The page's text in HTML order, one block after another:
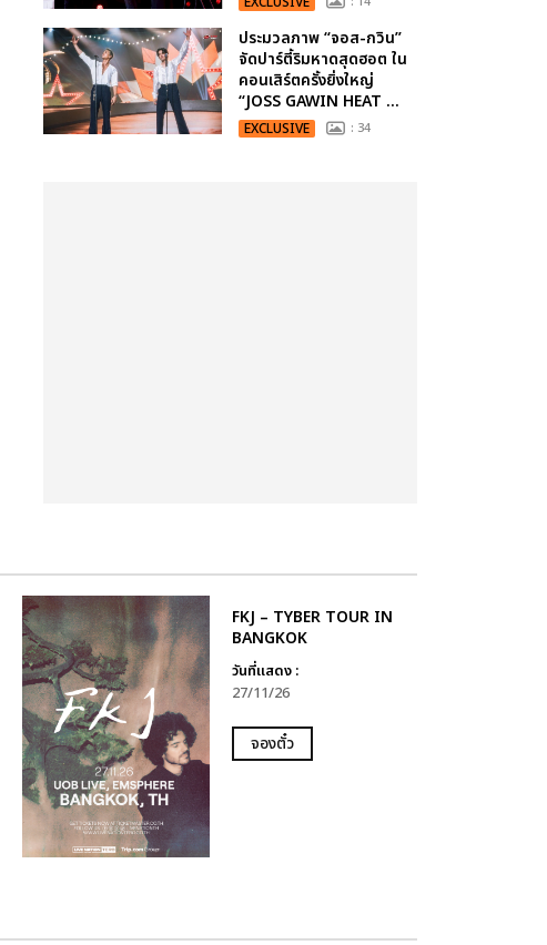
ประมวลภาพ “จอส-กวิน”
จัดปาร์ตี้ริมหาดสุดฮอต ใน
คอนเสิร์ตครั้งยิ่งใหญ่
“JOSS GAWIN HEAT ...
EXCLUSIVE : 34
FKJ – TYBER TOUR IN
BANGKOK
วันที่แสดง :
27/11/26
จองตั๋ว